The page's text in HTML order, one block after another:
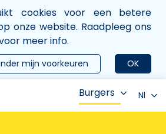
cookies voor een betere
onze website. Raadpleeg ons
meer info.
OK
mijn voorkeuren
Burgers Nl